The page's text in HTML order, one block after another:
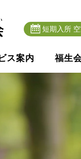
短期入所
ス案内 福生